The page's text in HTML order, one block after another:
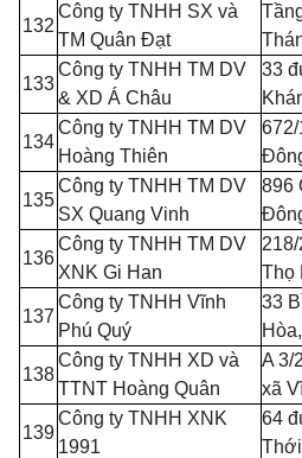
132
Công ty TNHH SX và
TM Quân Đạt
133
Công ty TNHH TM DV
& XD Á Châu
33
134
Công ty TNHH TM DV
Hoàng Thiên
135
Công ty TNHH TM DV
SX Quang Vinh
896
136
Công ty TNHH TM DV
XNK Gi Han
Thọ
137
Công ty TNHH Vĩnh
Phú Quý
33
138
Công ty TNHH XD và
TTNT Hoàng Quân
A 3/
xã
139
Công ty TNHH XNK
1991
64